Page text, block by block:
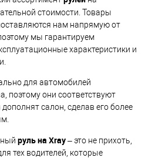
стоимости. Товары
нам напрямую от
мы гарантируем
характеристики и
для автомобилей
поэтому они соответствуют
салон, сделав его более
руль на Xray– это не прихоть,
тех водителей, которые